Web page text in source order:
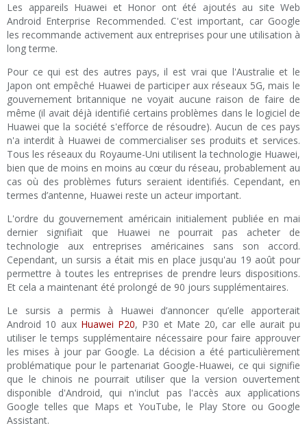
Les appareils Huawei et Honor ont été ajoutés au site Web
Android Enterprise Recommended. C'est important, car Google
les recommande activement aux entreprises pour une utilisation à
long terme.
Pour ce qui est des autres pays, il est vrai que l'Australie et le
Japon ont empêché Huawei de participer aux réseaux 5G, mais le
gouvernement britannique ne voyait aucune raison de faire de
même (il avait déjà identifié certains problèmes dans le logiciel de
Huawei que la société s'efforce de résoudre). Aucun de ces pays
n'a interdit à Huawei de commercialiser ses produits et services.
Tous les réseaux du Royaume-Uni utilisent la technologie Huawei,
bien que de moins en moins au cœur du réseau, probablement au
cas où des problèmes futurs seraient identifiés. Cependant, en
termes d’antenne, Huawei reste un acteur important.
L'ordre du gouvernement américain initialement publiée en mai
dernier signifiait que Huawei ne pourrait pas acheter de
technologie aux entreprises américaines sans son accord.
Cependant, un sursis a était mis en place jusqu'au 19 août pour
permettre à toutes les entreprises de prendre leurs dispositions.
Et cela a maintenant été prolongé de 90 jours supplémentaires.
Le sursis a permis à Huawei d’annoncer qu’elle apporterait
Android 10 aux Huawei P20, P30 et Mate 20, car elle aurait pu
utiliser le temps supplémentaire nécessaire pour faire approuver
les mises à jour par Google. La décision a été particulièrement
problématique pour le partenariat Google-Huawei, ce qui signifie
que le chinois ne pourrait utiliser que la version ouvertement
disponible d'Android, qui n'inclut pas l'accès aux applications
Google telles que Maps et YouTube, le Play Store ou Google
Assistant.